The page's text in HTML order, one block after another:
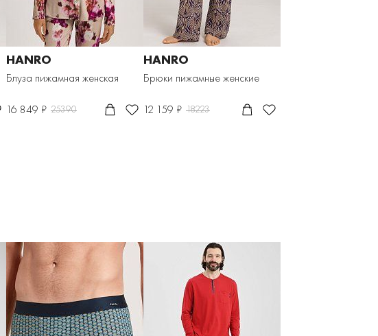
HANRO
Блуза пижамная женская
16 849 ₽ 25390
HANRO
Брюки пижамные женские
12 159 ₽ 18223